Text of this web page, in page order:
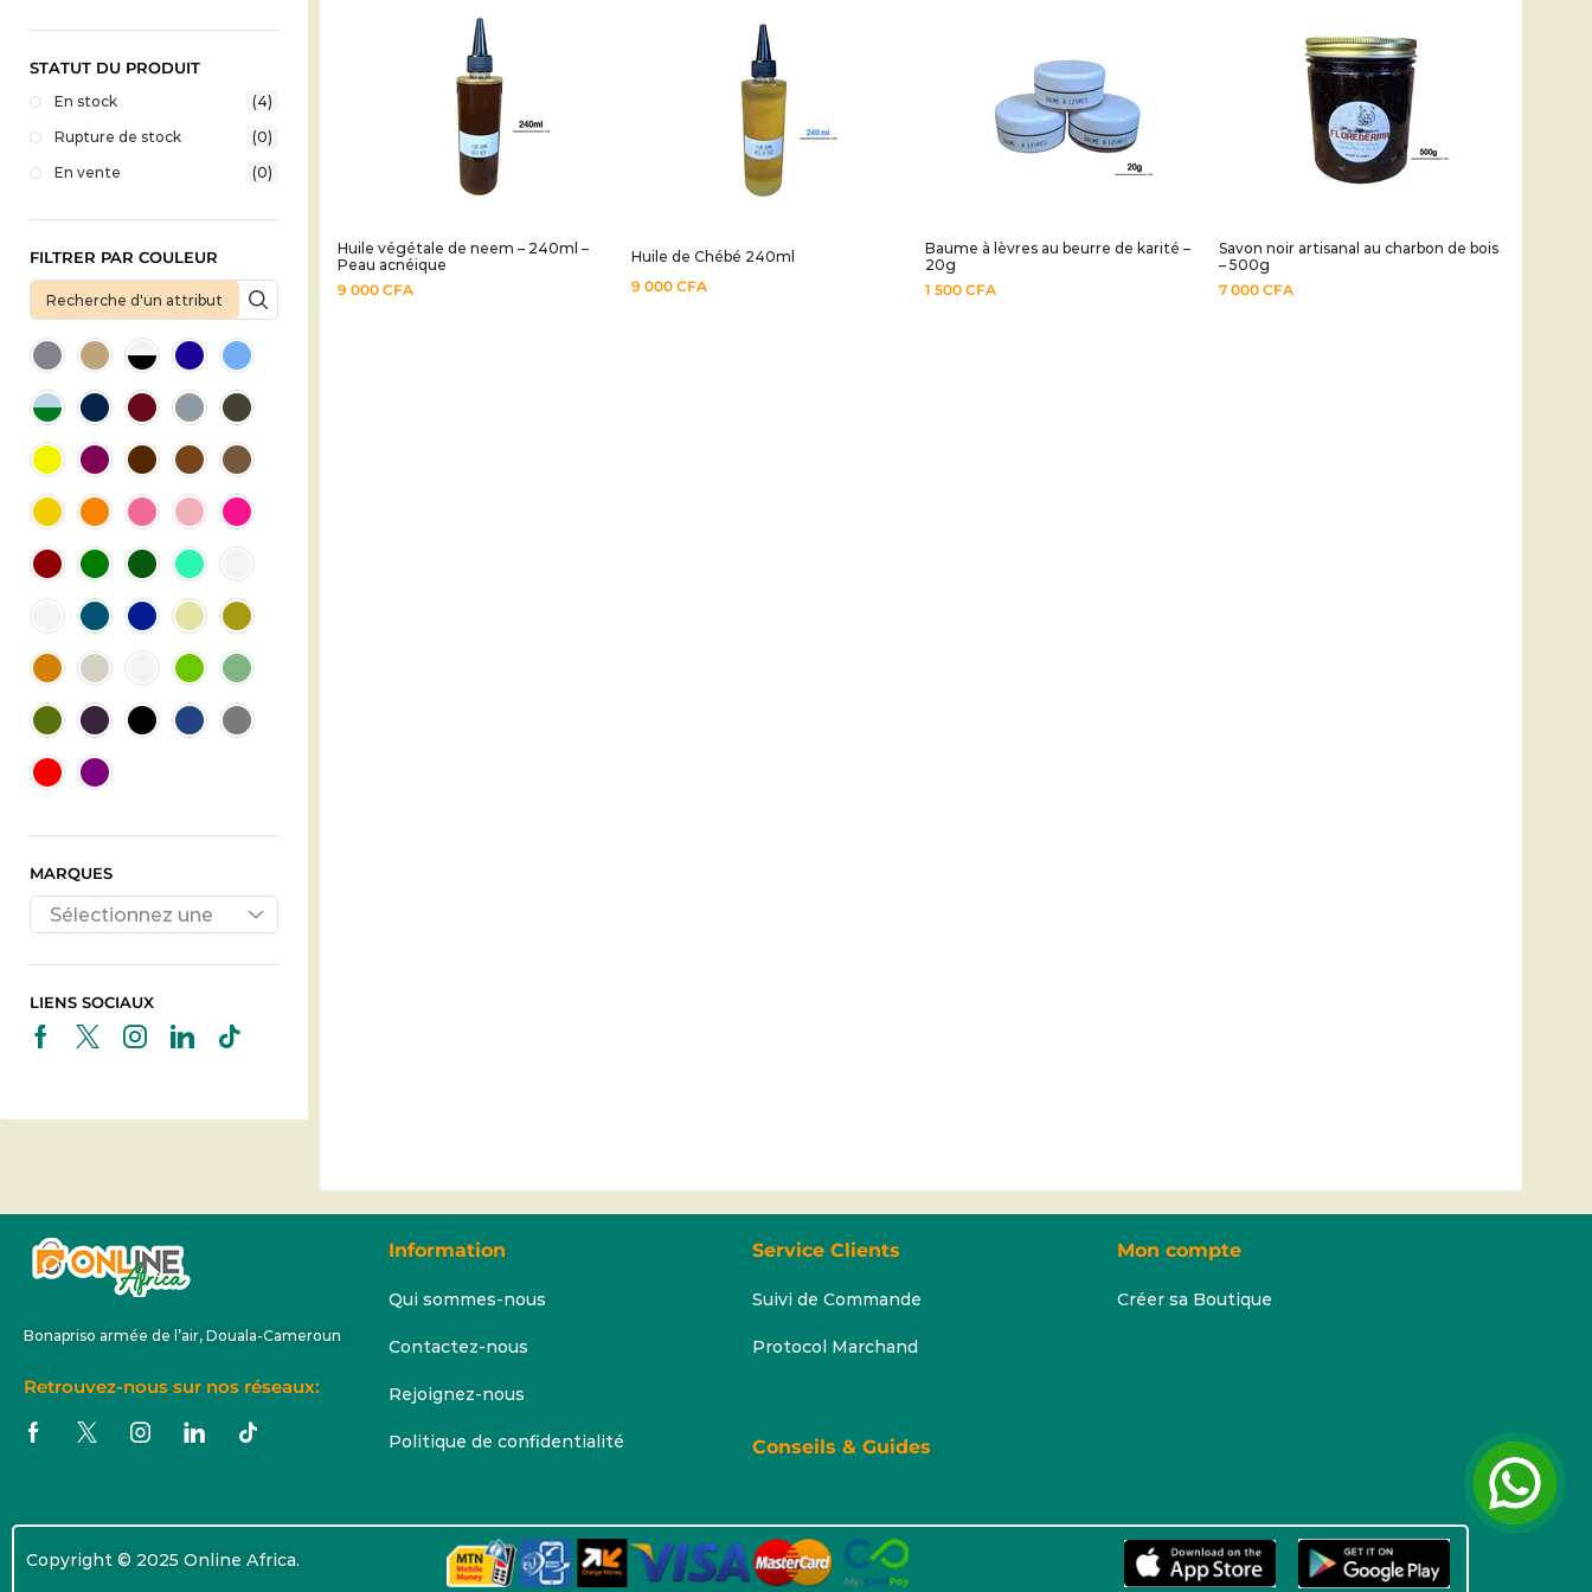
STATUT DU PRODUIT
En stock
(4)
Rupture de stock
(0)
En vente
(0)
FILTRER PAR COULEUR
MARQUES
Sélectionnez une
LIENS SOCIAUX
Huile végétale de neem – 240ml –
Peau acnéique
9 000 CFA
Huile de Chébé 240ml
9 000 CFA
Baume à lèvres au beurre de karité –
20g
1 500 CFA
Savon noir artisanal au charbon de bois
– 500g
7 000 CFA
Bonapriso armée de l’air, Douala-Cameroun
Retrouvez-nous sur nos réseaux:
Information
Qui sommes-nous
Contactez-nous
Rejoignez-nous
Politique de confidentialité
Service Clients
Suivi de Commande
Protocol Marchand
Conseils & Guides
Mon compte
Créer sa Boutique
Copyright © 2025 Online Africa.